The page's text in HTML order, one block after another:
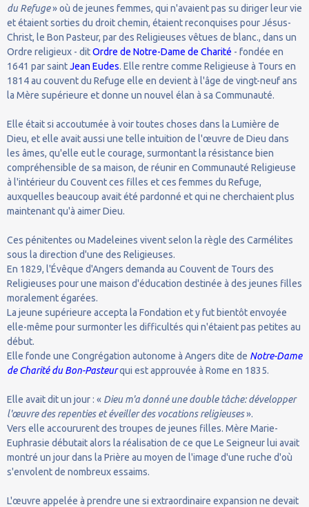
du Refuge» où de jeunes femmes, qui n'avaient pas su diriger leur vie
et étaient sorties du droit chemin, étaient reconquises pour Jésus-
Christ, le Bon Pasteur, par des Religieuses vêtues de blanc., dans un
Ordre religieux - ditOrdre de Notre-Dame de Charité - fondée en
1641 par saintJean Eudes. Elle rentre comme Religieuse à Tours en
1814 au couvent du Refuge elle en devient à l'âge de vingt-neuf ans
la Mère supérieure et donne un nouvel élan à sa Communauté.
Elle était si accoutumée à voir toutes choses dans la Lumière de
Dieu, et elle avait aussi une telle intuition de l'œuvre de Dieu dans
les âmes, qu'elle eut le courage, surmontant la résistance bien
compréhensible de sa maison, de réunir en Communauté Religieuse
à l'intérieur du Couvent ces filles et ces femmes du Refuge,
auxquelles beaucoup avait été pardonné et qui ne cherchaient plus
maintenant qu'à aimer Dieu.
Ces pénitentes ou Madeleines vivent selon la règle des Carmélites
sous la direction d'une des Religieuses.
En 1829, l'Évêque d'Angers demanda au Couvent de Tours des
Religieuses pour une maison d'éducation destinée à des jeunes filles
moralement égarées.
La jeune supérieure accepta la Fondation et y fut bientôt envoyée
elle-même pour surmonter les difficultés qui n'étaient pas petites au
début.
Elle fonde une Congrégation autonome à Angers dite de Notre-Dame
de Charité du Bon-Pasteurqui est approuvée à Rome en 1835.
Elle avait dit un jour : « Dieu m'a donné une double tâche: développer
l'œuvre des repenties et éveiller des vocations religieuses».
Vers elle accoururent des troupes de jeunes filles. Mère Marie-
Euphrasie débutait alors la réalisation de ce que Le Seigneur lui avait
montré un jour dans la Prière au moyen de l'image d'une ruche d'où
s'envolent de nombreux essaims.
L'œuvre appelée à prendre une si extraordinaire expansion ne devait